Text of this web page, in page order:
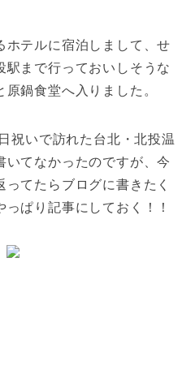
ホテルに宿泊しまして、せ
駅まで行っておいしそうな
鍋食堂へ入りました。
祝いで訪れた台北・北投温
いてなかったのですが、今
てたらブログに書きたく
ぱり記事にしておく！！